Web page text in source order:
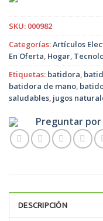
SKU: 000982
Categorías:Artículos
En Oferta, Hogar,
Etiquetas: batidora,
batidora de mano,
saludables, jugos
Preguntar por
DESCRIPCIÓN